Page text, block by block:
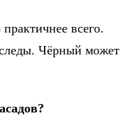
всего.
Чёрный может